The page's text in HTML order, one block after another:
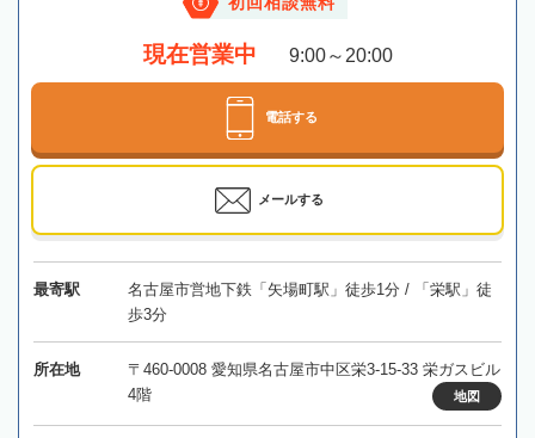
現在営業中 9:00～20:00
電話する
メールする
最寄駅
名古屋市営地下鉄「矢場町駅」徒歩1分 / 「栄駅」徒
歩3分
所在地
〒460-0008 愛知県名古屋市中区栄3-15-33 栄ガスビル
4階
地図